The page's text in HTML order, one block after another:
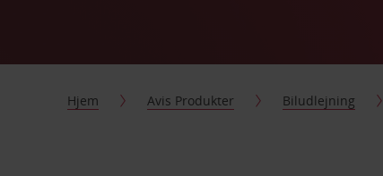
Hjem Avis Produkter Biludlejning